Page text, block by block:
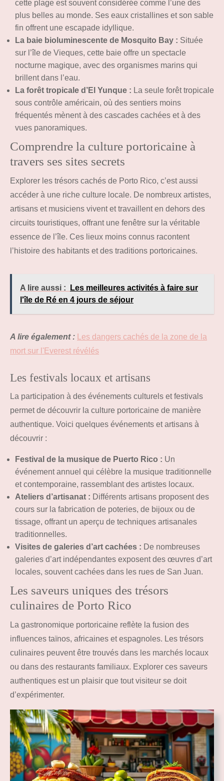
cette plage est souvent considérée comme l’une des
plus belles au monde. Ses eaux cristallines et son sable
fin offrent une escapade idyllique.
La baie bioluminescente de Mosquito Bay : Située
sur l’île de Vieques, cette baie offre un spectacle
nocturne magique, avec des organismes marins qui
brillent dans l’eau.
La forêt tropicale d’El Yunque : La seule forêt tropicale
sous contrôle américain, où des sentiers moins
fréquentés mènent à des cascades cachées et à des
vues panoramiques.
Comprendre la culture portoricaine à
travers ses sites secrets
Explorer les trésors cachés de Porto Rico, c’est aussi
accéder à une riche culture locale. De nombreux artistes,
artisans et musiciens vivent et travaillent en dehors des
circuits touristiques, offrant une fenêtre sur la véritable
essence de l’île. Ces lieux moins connus racontent
l’histoire des habitants et des traditions portoricaines.
A lire aussi :
Les meilleures activités à faire sur
l'île de Ré en 4 jours de séjour
A lire également :
Les dangers cachés de la zone de la
mort sur l'Everest révélés
Les festivals locaux et artisans
La participation à des événements culturels et festivals
permet de découvrir la culture portoricaine de manière
authentique. Voici quelques événements et artisans à
découvrir :
Festival de la musique de Puerto Rico : Un
événement annuel qui célèbre la musique traditionnelle
et contemporaine, rassemblant des artistes locaux.
Ateliers d’artisanat : Différents artisans proposent des
cours sur la fabrication de poteries, de bijoux ou de
tissage, offrant un aperçu de techniques artisanales
traditionnelles.
Visites de galeries d’art cachées : De nombreuses
galeries d’art indépendantes exposent des œuvres d’art
locales, souvent cachées dans les rues de San Juan.
Les saveurs uniques des trésors
culinaires de Porto Rico
La gastronomique portoricaine reflète la fusion des
influences taïnos, africaines et espagnoles. Les trésors
culinaires peuvent être trouvés dans les marchés locaux
ou dans des restaurants familiaux. Explorer ces saveurs
authentiques est un plaisir que tout visiteur se doit
d’expérimenter.